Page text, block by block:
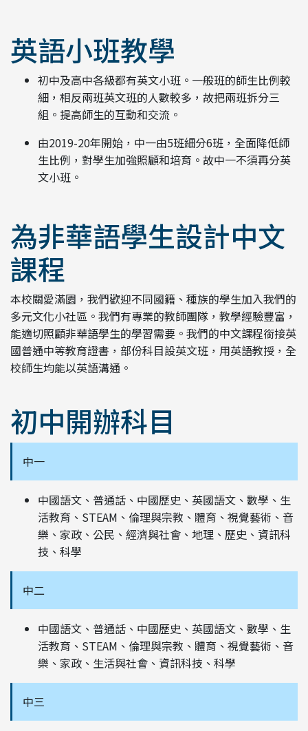
英語小班教學
初中及高中各級都有英文小班。一般班的師生比例較
細，相反兩班英文班的人數較多，故把兩班拆分三
組。提高師生的互動和交流。
由2019-20年開始，中一由5班細分6班，全面降低師
生比例，對學生加強照顧和培育。故中一不須再分英
文小班。
為非華語學生設計中文
課程
本校關愛滿園，我們歡迎不同國籍、種族的學生加入我們的
多元文化小社區。我們有專業的教師團隊，教學經驗豐富，
能適切照顧非華語學生的學習需要。我們的中文課程銜接英
國普通中等教育證書，部份科目設英文班，用英語教授，全
校師生均能以英語溝通。
初中開辦科目
中一
中國語文、普通話、中國歷史、英國語文、數學、生
活教育、STEAM、倫理與宗教、體育、視覺藝術、音
樂、家政、公民、經濟與社會、地理、歷史、資訊科
技、科學
中二
中國語文、普通話、中國歷史、英國語文、數學、生
活教育、STEAM、倫理與宗教、體育、視覺藝術、音
樂、家政、生活與社會、資訊科技、科學
中三